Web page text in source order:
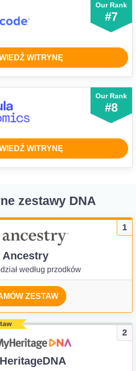
Our Rank
#7
WITRYNĘ
Our Rank
#8
WITRYNĘ
zestawy DNA
1
Ancestry
według przodków
ZESTAW
2